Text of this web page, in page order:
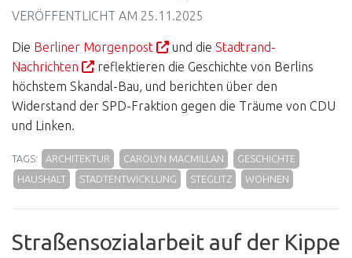
VERÖFFENTLICHT AM 25.11.2025
Die Berliner Morgenpost und die Stadtrand-
Nachrichten
reflektieren die Geschichte von Berlins
höchstem Skandal-Bau, und berichten über den
Widerstand der SPD-Fraktion gegen die Träume von CDU
und Linken.
TAGS: ARCHITEKTUR CAROLYN MACMILLAN
GESCHICHTE
HAUSHALT
STADTENTWICKLUNG STEGLITZ WOHNEN
Straßensozialarbeit auf der Kippe